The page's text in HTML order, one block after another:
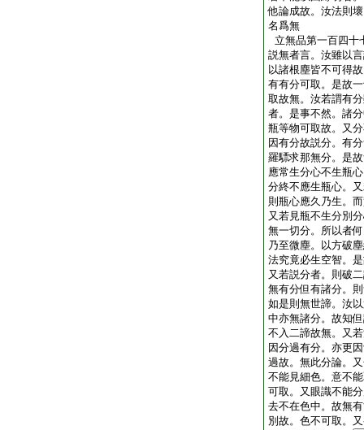
他論成故。汝法則
名爲無
立無品第一百四十
説無者言。汝雖以
以諸根塵皆不可得
有有分可取。是故
取故無。汝若謂有
者。是事不然。諸
瓶等物可取故。又
因有分故説分。有
羅驃求那無分。是
應常生分心不生瓶
分終不應生瓶心。
則瓶心應久乃生。
又若見瓶不生分別
無一切分。所以者
乃至微塵。以方破
法究竟必生空智。
又若説分者。則破
無有分但有諸分。
如是則無世諦。汝
中亦無諸分。故知
不入二諦故無。又
因分過有分。亦更
過故。無此分論。
不能見細色。意不
可取。又眼識不能
去不在色中。故無
別故。色不可取。